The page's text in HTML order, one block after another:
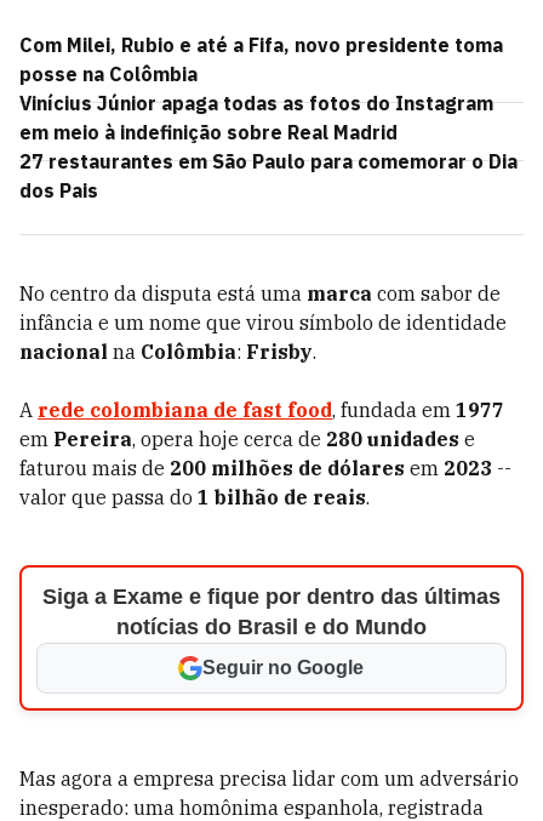
Com Milei, Rubio e até a Fifa, novo presidente toma
posse na Colômbia
Vinícius Júnior apaga todas as fotos do Instagram
em meio à indefinição sobre Real Madrid
27 restaurantes em São Paulo para comemorar o Dia
dos Pais
No centro da disputa está uma marca com sabor de
infância e um nome que virou símbolo de identidade
nacional na Colômbia: Frisby.
A rede colombiana de fast food, fundada em 1977
em Pereira, opera hoje cerca de 280 unidades e
faturou mais de 200 milhões de dólares em 2023 --
valor que passa do 1 bilhão de reais.
Siga a Exame e fique por dentro das últimas
notícias do Brasil e do Mundo
Seguir no Google
Mas agora a empresa precisa lidar com um adversário
inesperado: uma homônima espanhola, registrada